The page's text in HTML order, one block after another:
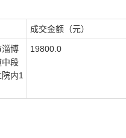
成交金额（元）
淄博
中段
内1
19800.0